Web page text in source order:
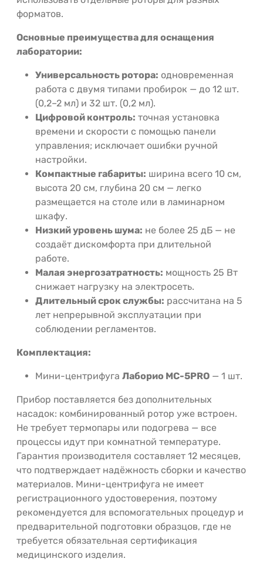
форматов.
Основные преимущества для оснащения
лаборатории:
Универсальность ротора: одновременная
работа с двумя типами пробирок — до 12 шт.
(0,2–2 мл) и 32 шт. (0,2 мл).
Цифровой контроль: точная установка
времени и скорости с помощью панели
управления; исключает ошибки ручной
настройки.
Компактные габариты: ширина всего 10 см,
высота 20 см, глубина 20 см — легко
размещается на столе или в ламинарном
шкафу.
Низкий уровень шума: не более 25 дБ — не
создаёт дискомфорта при длительной
работе.
Малая энергозатратность: мощность 25 Вт
снижает нагрузку на электросеть.
Длительный срок службы: рассчитана на 5
лет непрерывной эксплуатации при
соблюдении регламентов.
Комплектация:
Мини-центрифуга Лаборио MC-5PRO — 1 шт.
Прибор поставляется без дополнительных
насадок: комбинированный ротор уже встроен.
Не требует термопары или подогрева — все
процессы идут при комнатной температуре.
Гарантия производителя составляет 12 месяцев,
что подтверждает надёжность сборки и качество
материалов. Мини-центрифуга не имеет
регистрационного удостоверения, поэтому
рекомендуется для вспомогательных процедур и
предварительной подготовки образцов, где не
требуется обязательная сертификация
медицинского изделия.